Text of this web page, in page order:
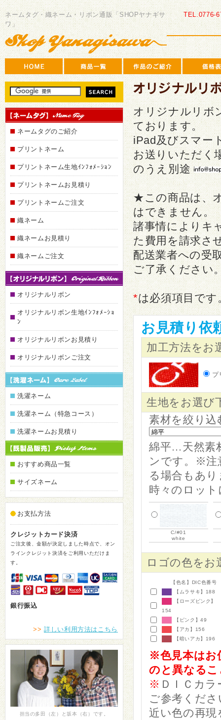
ネームタグ・織ネーム・リボン通販「SHOPヤナギサ
ワ」
SHOP
ヤ
ナ
ギ
サ
ワ
TEL.0776-
ネームタグのご紹介
プリントネーム
プリントネーム生地ｲﾝﾌｫﾒｰｼｮﾝ
プリントネームお見積り
プリントネームご注文
織ネーム
織ネームお見積り
織ネームご注文
オリジナルリボン
オリジナルリボン生地ｲﾝﾌｫﾒｰｼｮ
ﾝ
オリジナルリボンお見積り
オリジナルリボンご注文
洗濯ネーム
洗濯ネーム（特急コース）
洗濯ネームお見積り
おすすめ商品一覧
サイズネーム
お支払方法
クレジットカード決済
ご注文後、金額が決定しました時点で、オン
ラインクレジット決済をご利用いただけま
す。
銀行振込
>> 詳しい利用方法はこちら
担当の多田（左）と坂本（右）です。
オリジナルリボ
ております。
iPad及びスマー
お送りいただく
のうえ別途
★この商品は、
はできません。
諸事情によりキ
た費用を請求さ
配送業者への受
ご了承ください
*は必須項目です
お見積り依
加工方法をお
プ
生地をお選び
素材を絞り込
綿平…天然素
ンです。※注
る場合もあ
時々のロッ
C/#01
white
ロゴの色をお
【色名】DIC色番号
【ムラサキ】
188
【ローズピンク】
154
【ピンク】49
【アカ】
156
【暗いアカ】
196
※色見本はお
のと異なる
※ ＤＩＣカ
ご参考くださ
近い色の再